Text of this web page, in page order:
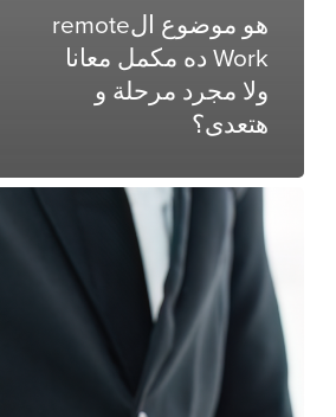
هو موضوع الremote
Work ده مكمل معانا
ولا مجرد مرحلة و
هتعدى؟